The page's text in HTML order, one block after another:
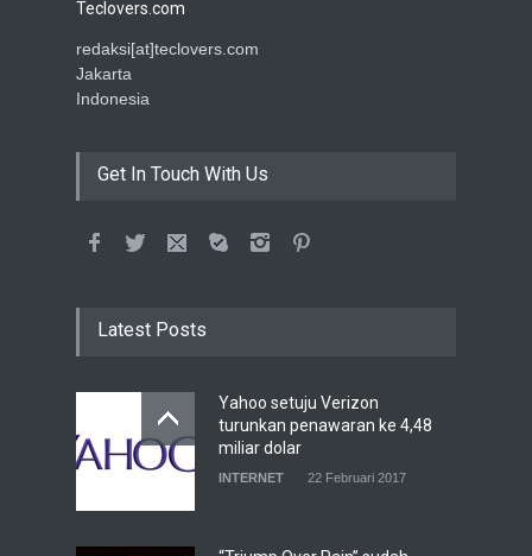
Teclovers.com
redaksi[at]teclovers.com
Jakarta
Indonesia
Get In Touch With Us
Latest Posts
Yahoo setuju Verizon
turunkan penawaran ke 4,48
miliar dolar
INTERNET 22 Februari 2017